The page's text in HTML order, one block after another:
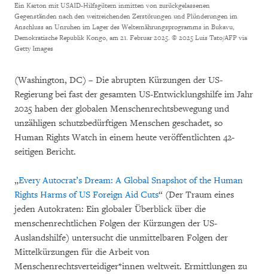
Ein Karton mit USAID-Hilfsgütern inmitten von zurückgelassenen
Gegenständen nach den weitreichenden Zerstörungen und Plünderungen im
Anschluss an Unruhen im Lager des Welternährungsprogramms in Bukavu,
Demokratische Republik Kongo, am 21. Februar 2025. © 2025 Luis Tato/AFP via
Getty Images
(Washington, DC) – Die abrupten Kürzungen der US-
Regierung bei fast der gesamten US-Entwicklungshilfe im Jahr
2025 haben der globalen Menschenrechtsbewegung und
unzähligen schutzbedürftigen Menschen geschadet, so
Human Rights Watch in einem heute veröffentlichten 42-
seitigen Bericht.
„Every Autocrat’s Dream: A Global Snapshot of the Human
Rights Harms of US Foreign Aid Cuts“ (Der Traum eines
jeden Autokraten: Ein globaler Überblick über die
menschenrechtlichen Folgen der Kürzungen der US-
Auslandshilfe) untersucht die unmittelbaren Folgen der
Mittelkürzungen für die Arbeit von
Menschenrechtsverteidiger*innen weltweit. Ermittlungen zu